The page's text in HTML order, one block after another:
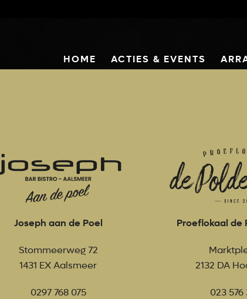
HOME ACTIES & EVENTS
Joseph aan de Poel
Stommeerweg 72
1431 EX Aalsmeer
0297 768 075
Proeflokaal de
2132 DA
023 576